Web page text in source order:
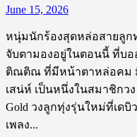
June 15, 2026
หนุ่มนักร้องสุดหล่อสายลูก
จับตามองอยู่ในตอนนี้ ที่บอ
ติณติณ ที่มีหน้าตาหล่อคม
เสน่ห์ เป็นหนึ่งในสมาชิกวง
Gold วงลูกทุ่งรุ่นใหม่ที่เดบิ
เพลง...